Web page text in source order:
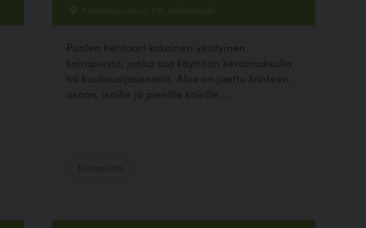
Kerhomajankuja 5 A, Valkeakoski
Puolen hehtaari kokoinen yksityinen
koirapuisto, jonka saa käyttöön kertamaksulla
tai kuukausijäsenenä. Alue on jaettu kahteen
osaan, isoille ja pienille koirille....